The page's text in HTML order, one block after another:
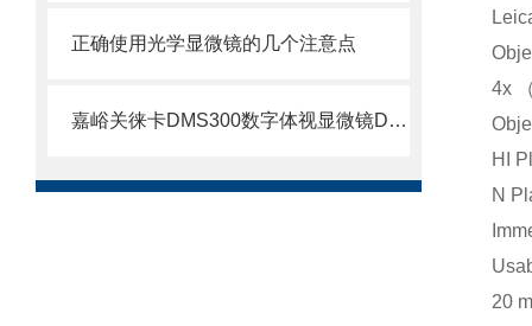
正确使用光学显微镜的几个注意点
嘉峪关徕卡DMS300数字体视显微镜DMS300显微镜
4x
HI
N
20